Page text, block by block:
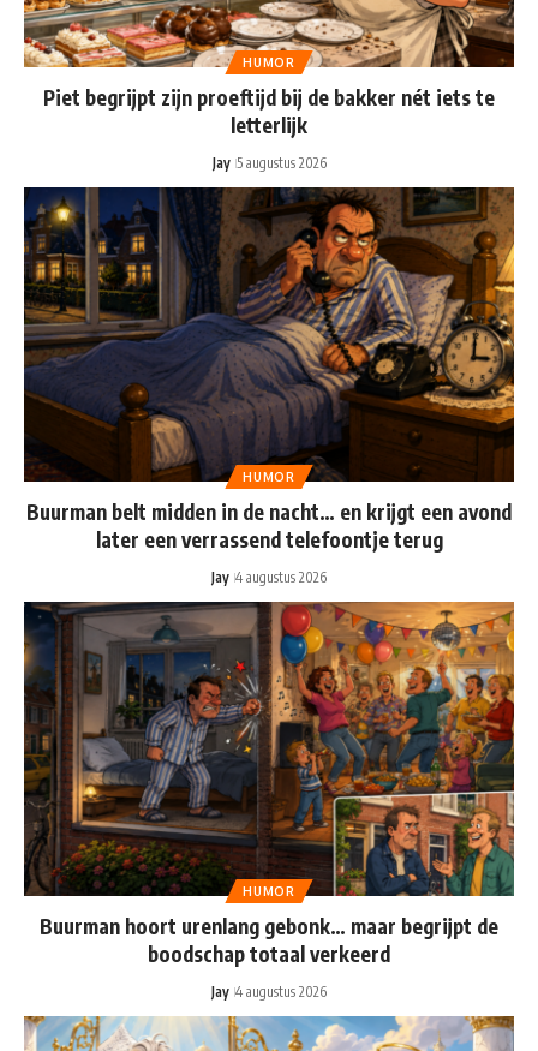
HUMOR
Piet begrijpt zijn proeftijd bij de bakker nét iets te
letterlijk
Jay 5 augustus 2026
HUMOR
Buurman belt midden in de nacht… en krijgt een avond
later een verrassend telefoontje terug
Jay 4 augustus 2026
HUMOR
Buurman hoort urenlang gebonk… maar begrijpt de
boodschap totaal verkeerd
Jay 4 augustus 2026